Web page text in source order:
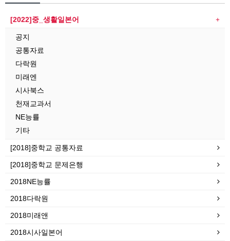
[2022]중_생활일본어
공지
공통자료
다락원
미래엔
시사북스
천재교과서
NE능률
기타
[2018]중학교 공통자료
[2018]중학교 문제은행
2018NE능률
2018다락원
2018미래앤
2018시사일본어